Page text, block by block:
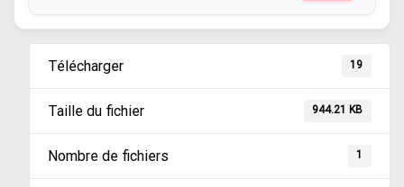
Télécharger 19
Taille du fichier 944.21 KB
Nombre de fichiers 1